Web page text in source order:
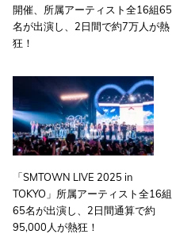
開催、所属アーティスト全16組65
名が出演し、2日間で約7万人が熱
狂！
「SMTOWN LIVE 2025 in
TOKYO」所属アーティスト全16組
65名が出演し、2日間通算で約
95,000人が熱狂！